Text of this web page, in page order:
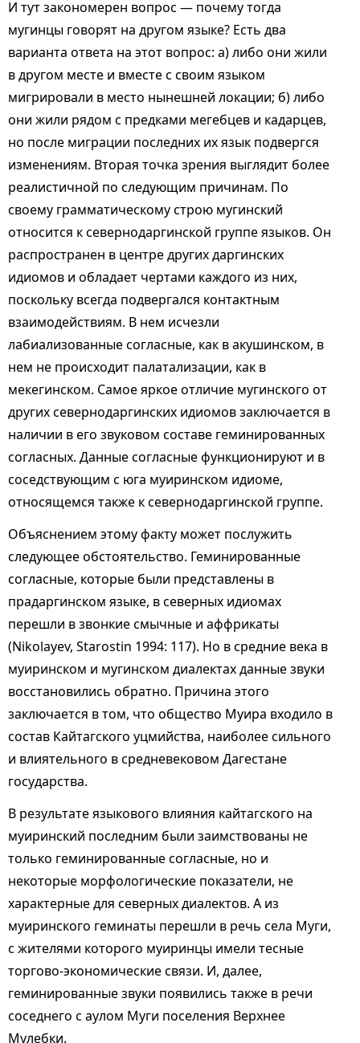
И тут закономерен вопрос — почему тогда
мугинцы говорят на другом языке? Есть два
варианта ответа на этот вопрос: а) либо они жили
в другом месте и вместе с своим языком
мигрировали в место нынешней локации; б) либо
они жили рядом с предками мегебцев и кадарцев,
но после миграции последних их язык подвергся
изменениям. Вторая точка зрения выглядит более
реалистичной по следующим причинам. По
своему грамматическому строю мугинский
относится к севернодаргинской группе языков. Он
распространен в центре других даргинских
идиомов и обладает чертами каждого из них,
поскольку всегда подвергался контактным
взаимодействиям. В нем исчезли
лабиализованные согласные, как в акушинском, в
нем не происходит палатализации, как в
мекегинском. Самое яркое отличие мугинского от
других севернодаргинских идиомов заключается в
наличии в его звуковом составе геминированных
согласных. Данные согласные функционируют и в
соседствующим с юга муиринском идиоме,
относящемся также к севернодаргинской группе.
Объяснением этому факту может послужить
следующее обстоятельство. Геминированные
согласные, которые были представлены в
прадаргинском языке, в северных идиомах
перешли в звонкие смычные и аффрикаты
(Nikolayev, Starostin 1994: 117). Но в средние века в
муиринском и мугинском диалектах данные звуки
восстановились обратно. Причина этого
заключается в том, что общество Муира входило в
состав Кайтагского уцмийства, наиболее сильного
и влиятельного в средневековом Дагестане
государства.
В результате языкового влияния кайтагского на
муиринский последним были заимствованы не
только геминированные согласные, но и
некоторые морфологические показатели, не
характерные для северных диалектов. А из
муиринского геминаты перешли в речь села Муги,
с жителями которого муиринцы имели тесные
торгово-экономические связи. И, далее,
геминированные звуки появились также в речи
соседнего с аулом Муги поселения Верхнее
Мулебки.